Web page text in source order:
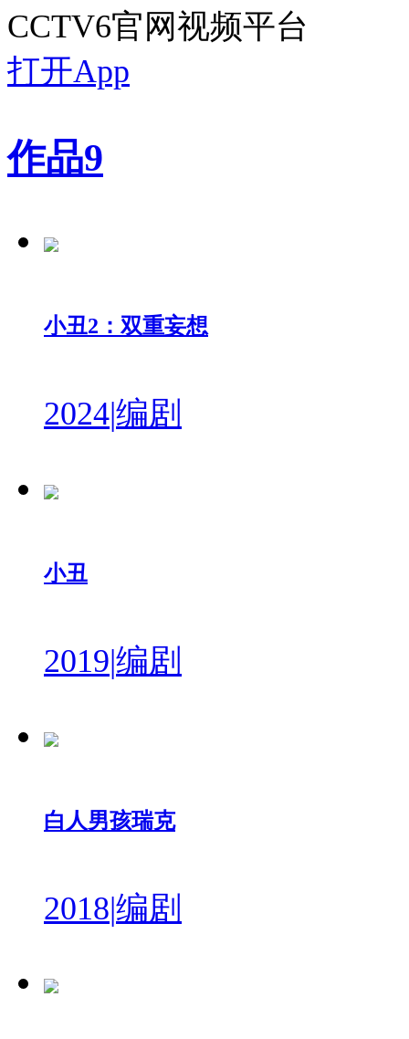
CCTV6官网视频平台
打开App
作品9
小丑2：双重妄想
2024|编剧
小丑
2019|编剧
白人男孩瑞克
2018|编剧